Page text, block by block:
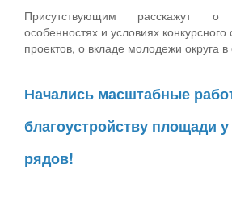
Присутствующим расскажут
особенностях и условиях
проектов, о вкладе молодежи округа
Начались масштабные
благоустройству площади
рядов!